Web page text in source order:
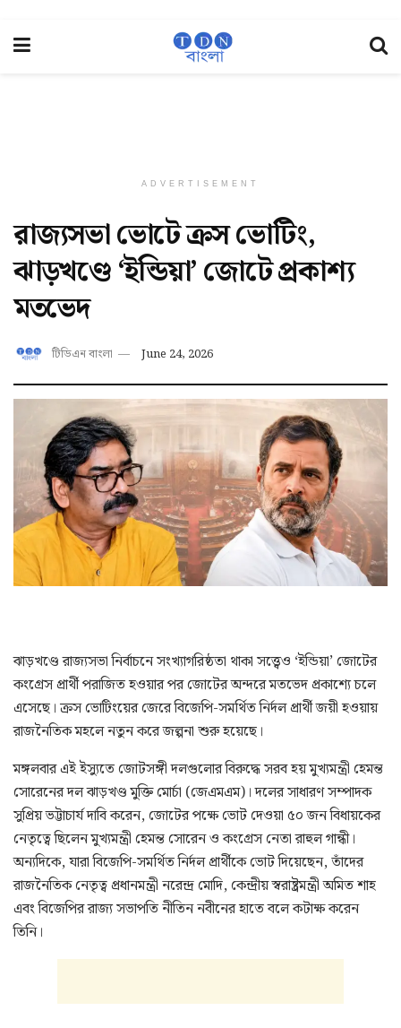
ADVERTISEMENT
রাজ্যসভা ভোটে ক্রস ভোটিং,
ঝাড়খণ্ডে ‘ইন্ডিয়া’ জোটে প্রকাশ্য
মতভেদ
টিডিএন বাংলা June 24, 2026
ঝাড়খণ্ডে রাজ্যসভা নির্বাচনে সংখ্যাগরিষ্ঠতা থাকা সত্ত্বেও ‘ইন্ডিয়া’ জোটের
কংগ্রেস প্রার্থী পরাজিত হওয়ার পর জোটের অন্দরে মতভেদ প্রকাশ্যে চলে
এসেছে। ক্রস ভোটিংয়ের জেরে বিজেপি-সমর্থিত নির্দল প্রার্থী জয়ী হওয়ায়
রাজনৈতিক মহলে নতুন করে জল্পনা শুরু হয়েছে।
মঙ্গলবার এই ইস্যুতে জোটসঙ্গী দলগুলোর বিরুদ্ধে সরব হয় মুখ্যমন্ত্রী হেমন্ত
সোরেনের দল ঝাড়খণ্ড মুক্তি মোর্চা (জেএমএম)। দলের সাধারণ সম্পাদক
সুপ্রিয় ভট্টাচার্য দাবি করেন, জোটের পক্ষে ভোট দেওয়া ৫০ জন বিধায়কের
নেতৃত্বে ছিলেন মুখ্যমন্ত্রী হেমন্ত সোরেন ও কংগ্রেস নেতা রাহুল গান্ধী।
অন্যদিকে, যারা বিজেপি-সমর্থিত নির্দল প্রার্থীকে ভোট দিয়েছেন, তাঁদের
রাজনৈতিক নেতৃত্ব প্রধানমন্ত্রী নরেন্দ্র মোদি, কেন্দ্রীয় স্বরাষ্ট্রমন্ত্রী অমিত শাহ
এবং বিজেপির রাজ্য সভাপতি নীতিন নবীনের হাতে বলে কটাক্ষ করেন
তিনি।